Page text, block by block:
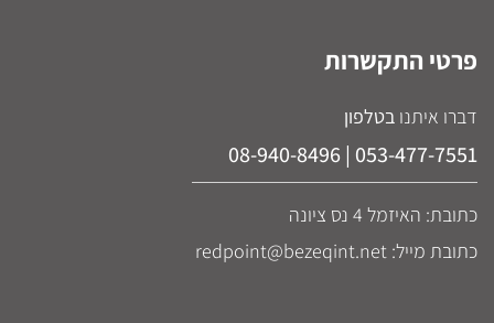
פרטי התקשרות
דברו איתנו בטלפון
053-477-7551 | 08-940-8496
כתובת: האיזמל 4 נס ציונה
כתובת מייל: redpoint@bezeqint.net